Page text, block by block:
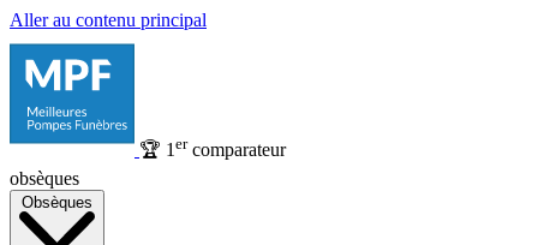
Aller au contenu principal
🏆 1 ercomparateur
obsèques
Obsèques